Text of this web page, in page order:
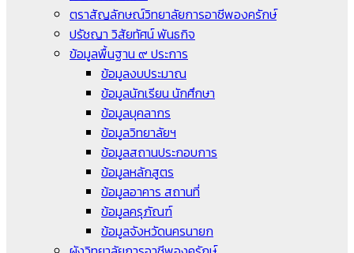
ตราสัญลักษณ์วิทยาลัยการอาชีพองครักษ์
ปรัชญา วิสัยทัศน์ พันธกิจ
ข้อมูลพื้นฐาน ๙ ประการ
ข้อมูลงบประมาณ
ข้อมูลนักเรียน นักศึกษา
ข้อมูลบุคลากร
ข้อมูลวิทยาลัยฯ
ข้อมูลสถานประกอบการ
ข้อมูลหลักสูตร
ข้อมูลอาคาร สถานที่
ข้อมูลครุภัณฑ์
ข้อมูลจังหวัดนครนายก